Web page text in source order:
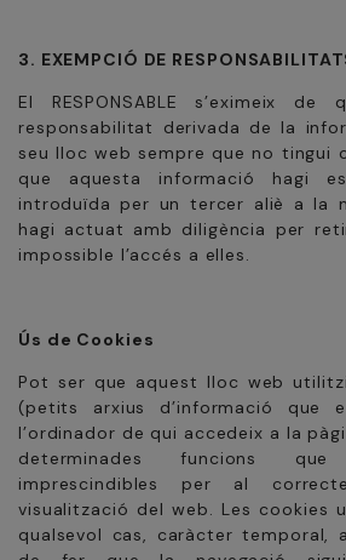
3. EXEMPCIÓ DE
El RESPONSABLE s’eximeix
responsabilitat derivada de la
seu lloc web sempre que no tingui
que aquesta informació hagi
introduïda per un tercer aliè a la
hagi actuat amb diligència per
impossible l’accés a elles.
Ús de Cookies
Pot ser que aquest lloc web
(petits arxius d’informació que
l’ordinador de qui accedeix a la
determinades funcions
imprescindibles per al
visualització del web. Les cookies
qualsevol cas, caràcter temporal,